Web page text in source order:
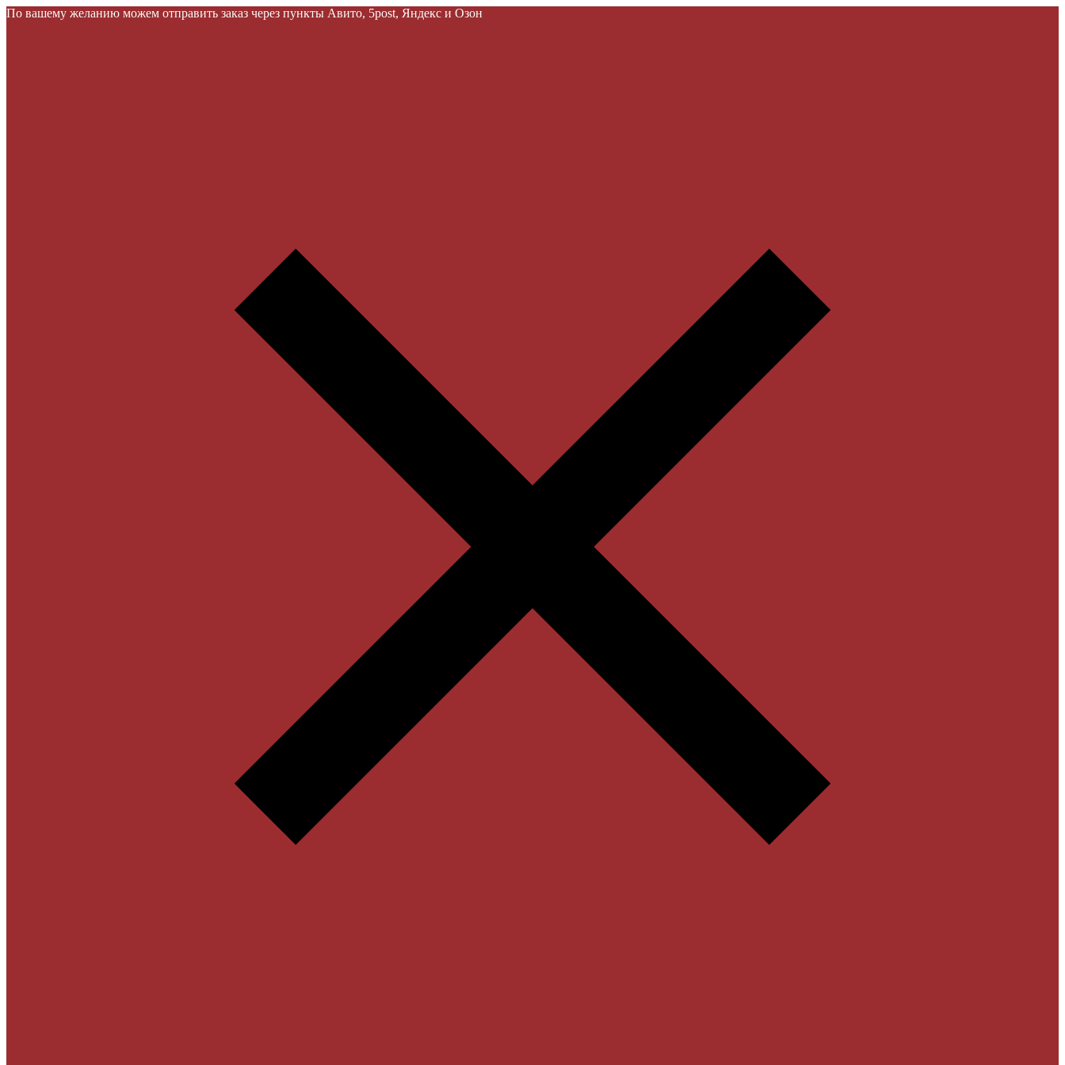
По вашему желанию можем отправить заказ через пункты Авито, 5post, Яндекс и Озон